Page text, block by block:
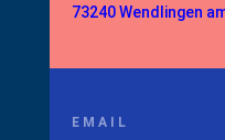
73240 Wendlingen
EMAIL